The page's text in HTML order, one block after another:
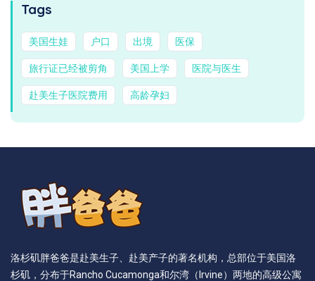
Tags
美国生娃 户口 出境 医保
旅行证已经被剪角 美国上学 医院与医生
赴美生子医院费用 高龄孕妇
洛杉矶胖爸爸是赴美生子、赴美产子的著名机构，总部位于美国洛
杉矶，分布于Rancho Cucamonga和尔湾（Irvine）两地的高级公寓